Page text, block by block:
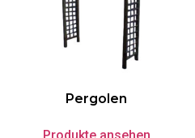
Pergolen
Produkte ansehen